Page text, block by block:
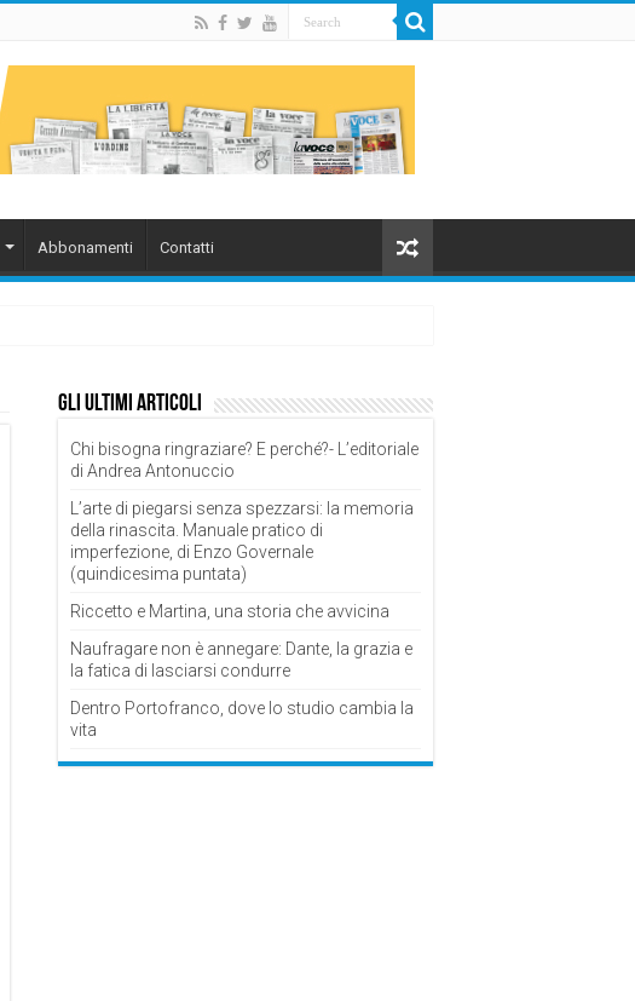
Abbonamenti Contatti
Gli ultimi articoli
Chi bisogna ringraziare? E perché?- L’editoriale
di Andrea Antonuccio
L’arte di piegarsi senza spezzarsi: la memoria
della rinascita. Manuale pratico di
imperfezione, di Enzo Governale
(quindicesima puntata)
Riccetto e Martina, una storia che avvicina
Naufragare non è annegare: Dante, la grazia e
la fatica di lasciarsi condurre
Dentro Portofranco, dove lo studio cambia la
vita